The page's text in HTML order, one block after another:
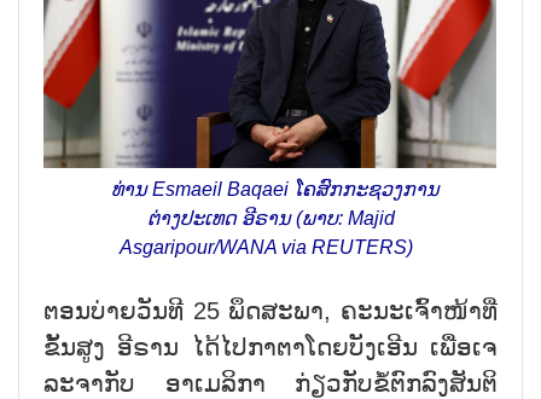
ທ່ານ Esmaeil Baqaei ໂຄ​ສົກ​ກະ​ຊວງ​ການ​
ຕ່າງ​ປະ​ເທດ ອີ​ຣານ (ພາບ: Majid
Asgaripour/WANA via REUTERS)
ຕອນ​ບ່າຍ​ວັນ​ທີ 25 ພຶດ​ສະ​ພາ, ຄະ​ນະ​​ເຈົ້າ​ໜ້າ​ທີ່​
ຂັ້ນ​ສູງ ອີ​ຣານ ໄດ້​ໄປ​ກາ​ຕາໂດຍ​ບັງ​ເອີນ ເພື່ອ​ເຈ​
ລະ​ຈາ​ກັບ ອາ​ເມ​ລິ​ກາ ກ່ຽວ​ກັບ​ຂໍ້​ຕົກ​ລົງ​ສັນ​ຕິ​